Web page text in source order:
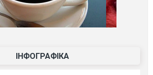
ІНФОГРАФІКА